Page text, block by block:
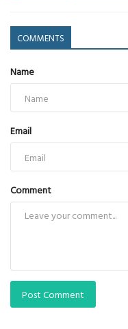
COMMENTS
Name
Email
Comment
Post Comment